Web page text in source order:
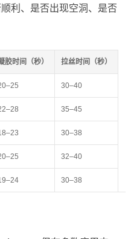
利、是否出现空洞、是否
胶时间（秒） 拉丝时间（秒）
30–40
35–45
30–38
32–40
30–38